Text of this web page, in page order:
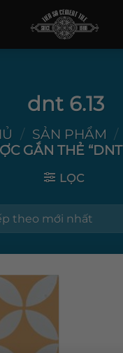
dnt 6.13
/ SẢN PHẨM /
GẮN THẺ “DNT
LỌC